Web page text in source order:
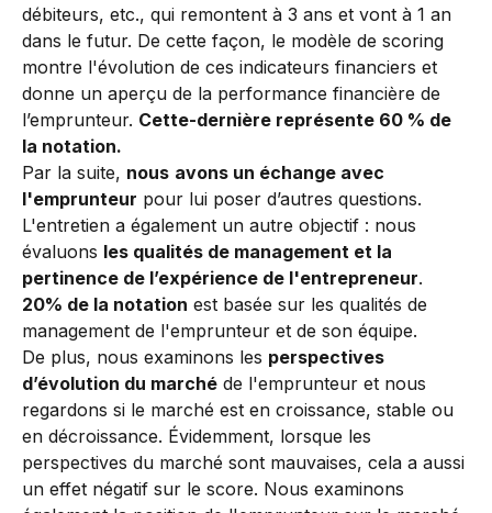
débiteurs, etc., qui remontent à 3 ans et vont à 1 an
dans le futur. De cette façon, le modèle de scoring
montre l'évolution de ces indicateurs financiers et
donne un aperçu de la performance financière de
l’emprunteur. Cette-dernière représente 60 % de
la notation.
Par la suite, nous avons un échange avec
l'emprunteur pour lui poser d’autres questions.
L'entretien a également un autre objectif : nous
évaluons les qualités de management et la
pertinence de l’expérience de l'entrepreneur.
20% de la notation est basée sur les qualités de
management de l'emprunteur et de son équipe.
De plus, nous examinons les perspectives
d’évolution du marché de l'emprunteur et nous
regardons si le marché est en croissance, stable ou
en décroissance. Évidemment, lorsque les
perspectives du marché sont mauvaises, cela a aussi
un effet négatif sur le score. Nous examinons